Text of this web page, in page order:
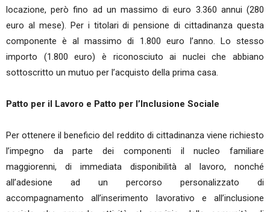
locazione, però fino ad un massimo di euro 3.360 annui (280
euro al mese). Per i titolari di pensione di cittadinanza questa
componente è al massimo di 1.800 euro l’anno. Lo stesso
importo (1.800 euro) è riconosciuto ai nuclei che abbiano
sottoscritto un mutuo per l’acquisto della prima casa.
Patto per il Lavoro e Patto per l’Inclusione Sociale
Per ottenere il beneficio del reddito di cittadinanza viene richiesto
l’impegno da parte dei componenti il nucleo familiare
maggiorenni, di immediata disponibilità al lavoro, nonché
all’adesione ad un percorso personalizzato di
accompagnamento all’inserimento lavorativo e all’inclusione